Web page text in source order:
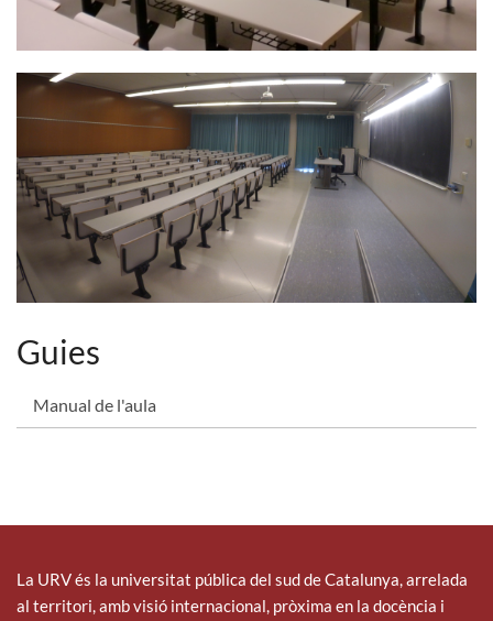
Guies
Manual de l'aula
La URV és la universitat pública del sud de Catalunya, arrelada
al territori, amb visió internacional, pròxima en la docència i